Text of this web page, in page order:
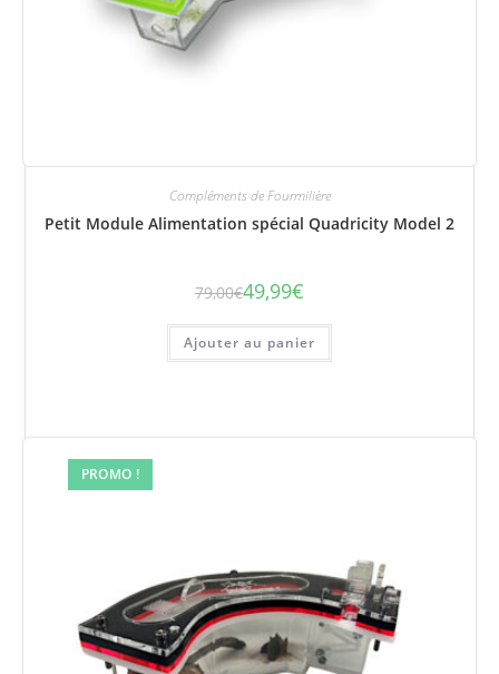
Compléments de Fourmilière
Petit Module Alimentation spécial Quadricity Model 2
79,00€ Le
initial
était :
79,00€.
49,99€
Le
actuel
est :
49,99€.
Ajouter au panier
PROMO !